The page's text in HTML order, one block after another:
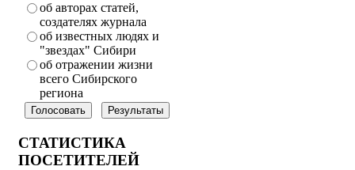
об авторах статей,
создателях журнала
об известных людях и
"звездах" Сибири
об отражении жизни
всего Сибирского
региона
СТАТИСТИКА
ПОСЕТИТЕЛЕЙ